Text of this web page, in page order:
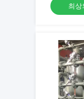
최상